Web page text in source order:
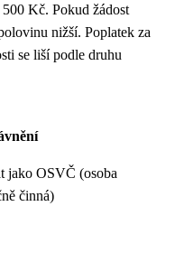
Kč. Pokud žádost
nižší. Poplatek za
se liší podle druhu
jako OSVČ (osoba
činná)